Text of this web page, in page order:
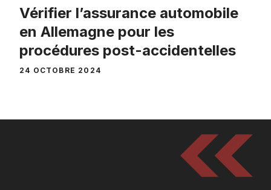
Vérifier l’assurance automobile
en Allemagne pour les
procédures post-accidentelles
24 OCTOBRE 2024